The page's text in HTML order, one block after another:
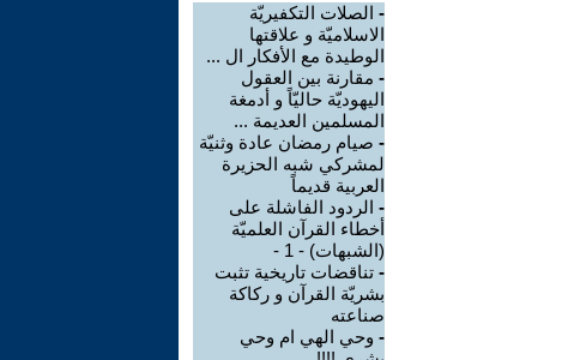
- الصلات التكفيريّة
الاسلاميّة و علاقتها
الوطيدة مع الأفكار ال ...
- مقارنة بين العقول
اليهوديّة حاليّاً و أدمغة
المسلمين العديمة ...
- صيام رمضان عادة وثنيّة
لمشركي شبه الحزيرة
العربية قديماً
- الردود الفاشلة على
أخطاء القرآن العلميّة
(الشبهات) - 1 -
- تناقضات تاريخية تثبت
بشريّة القرآن و ركاكة
صناعته
- وحي الهي ام وحي